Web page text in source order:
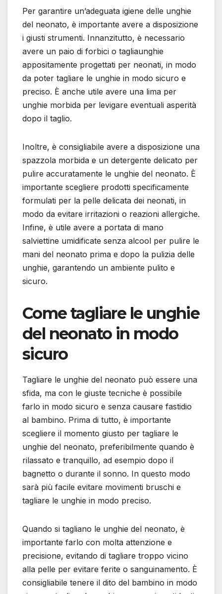
Per garantire un’adeguata igiene delle unghie
del neonato, è importante avere a disposizione
i giusti strumenti. Innanzitutto, è necessario
avere un paio di forbici o tagliaunghie
appositamente progettati per neonati, in modo
da poter tagliare le unghie in modo sicuro e
preciso. È anche utile avere una lima per
unghie morbida per levigare eventuali asperità
dopo il taglio.
Inoltre, è consigliabile avere a disposizione una
spazzola morbida e un detergente delicato per
pulire accuratamente le unghie del neonato. È
importante scegliere prodotti specificamente
formulati per la pelle delicata dei neonati, in
modo da evitare irritazioni o reazioni allergiche.
Infine, è utile avere a portata di mano
salviettine umidificate senza alcool per pulire le
mani del neonato prima e dopo la pulizia delle
unghie, garantendo un ambiente pulito e
sicuro.
Come tagliare le unghie
del neonato in modo
sicuro
Tagliare le unghie del neonato può essere una
sfida, ma con le giuste tecniche è possibile
farlo in modo sicuro e senza causare fastidio
al bambino. Prima di tutto, è importante
scegliere il momento giusto per tagliare le
unghie del neonato, preferibilmente quando è
rilassato e tranquillo, ad esempio dopo il
bagnetto o durante il sonno. In questo modo
sarà più facile evitare movimenti bruschi e
tagliare le unghie in modo preciso.
Quando si tagliano le unghie del neonato, è
importante farlo con molta attenzione e
precisione, evitando di tagliare troppo vicino
alla pelle per evitare ferite o sanguinamento. È
consigliabile tenere il dito del bambino in modo